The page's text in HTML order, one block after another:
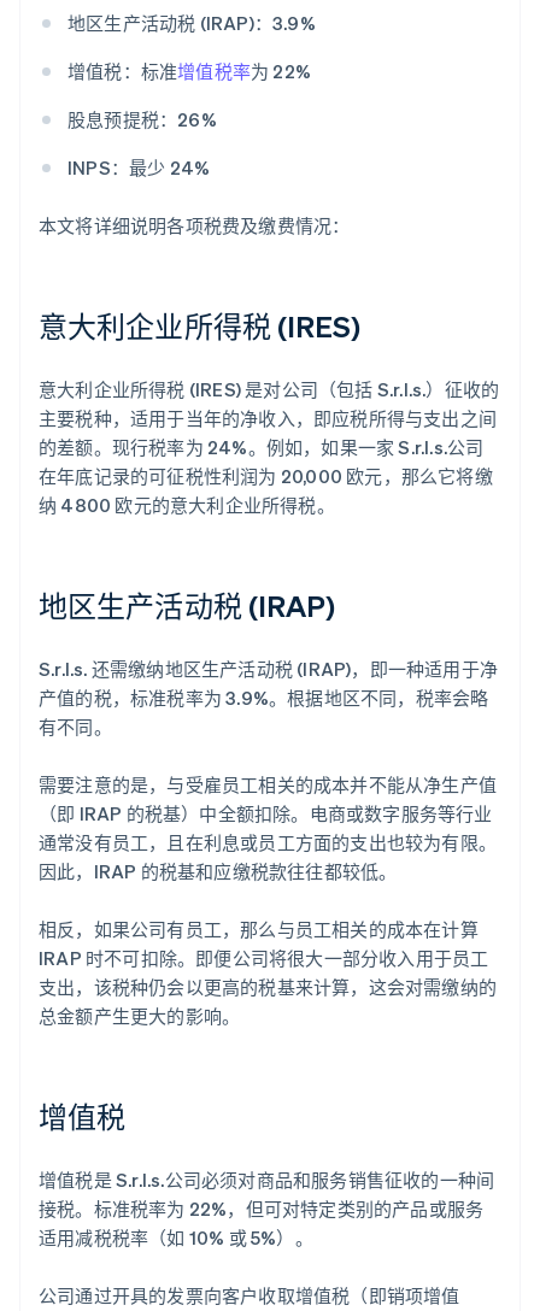
地区生产活动税 (IRAP)：3.9%
增值税：标准增值税率为 22%
股息预提税：26%
INPS：最少 24%
本文将详细说明各项税费及缴费情况：
意大利企业所得税 (IRES)
意大利企业所得税 (IRES) 是对公司（包括 S.r.l.s.）征收的
主要税种，适用于当年的净收入，即应税所得与支出之间
的差额。现行税率为 24%。例如，如果一家 S.r.l.s.公司
在年底记录的可征税性利润为 20,000 欧元，那么它将缴
纳 4800 欧元的意大利企业所得税。
地区生产活动税 (IRAP)
S.r.l.s. 还需缴纳地区生产活动税 (IRAP)，即一种适用于净
产值的税，标准税率为 3.9%。根据地区不同，税率会略
有不同。
需要注意的是，与受雇员工相关的成本并不能从净生产值
（即 IRAP 的税基）中全额扣除。电商或数字服务等行业
通常没有员工，且在利息或员工方面的支出也较为有限。
因此，IRAP 的税基和应缴税款往往都较低。
相反，如果公司有员工，那么与员工相关的成本在计算
IRAP 时不可扣除。即便公司将很大一部分收入用于员工
支出，该税种仍会以更高的税基来计算，这会对需缴纳的
总金额产生更大的影响。
增值税
增值税是 S.r.l.s.公司必须对商品和服务销售征收的一种间
接税。标准税率为 22%，但可对特定类别的产品或服务
适用减税税率（如 10% 或 5%）。
公司通过开具的发票向客户收取增值税（即销项增值